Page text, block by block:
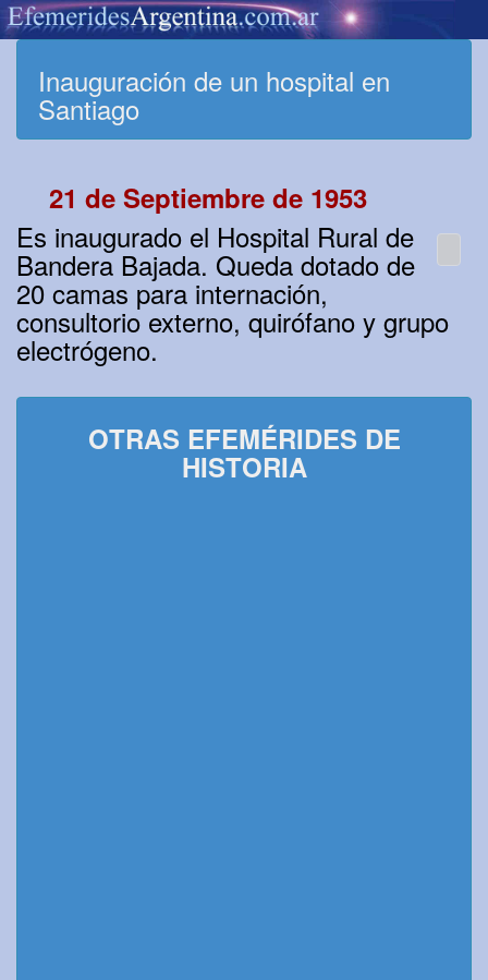
Inauguración de un hospital en
Santiago
21 de Septiembre de 1953
Es inaugurado el Hospital Rural de
Bandera Bajada. Queda dotado de
20 camas para internación,
consultorio externo, quirófano y grupo
electrógeno.
OTRAS EFEMÉRIDES DE
HISTORIA